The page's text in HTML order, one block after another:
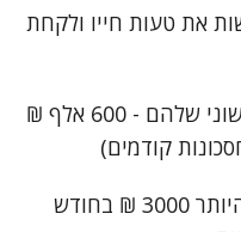
את טעות חייו ולקחת
- הם יודעים את סכום ההון הראשוני שלהם - 600 אלף ₪
קודמים)
- הם יודעים כי יוכלו לשלם לכל היותר 3000 ₪ בחודש